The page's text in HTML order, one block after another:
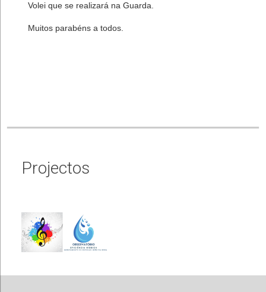
Volei que se realizará na Guarda.
Muitos parabéns a todos.
Projectos